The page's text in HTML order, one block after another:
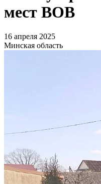
мест ВОВ
16 апреля 2025
Минская область